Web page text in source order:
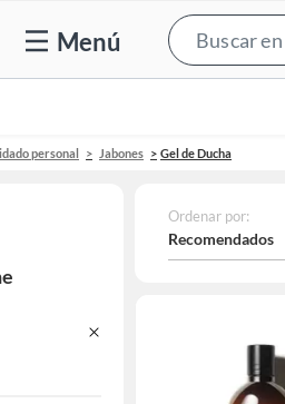
Menú
personal Jabones Gel de Ducha
Ordenar por:
Recomendados